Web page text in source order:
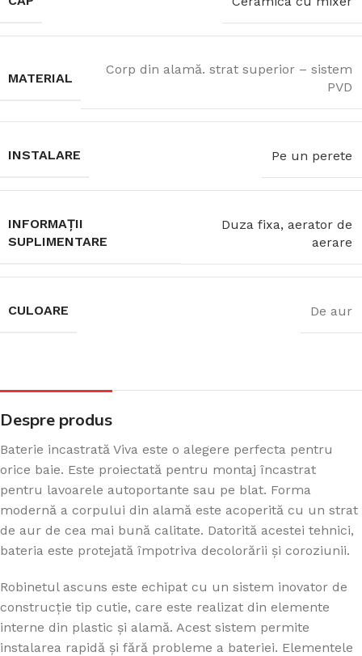
MATERIAL
Corp din alamă. strat superior – sistem
PVD
INSTALARE Pe un perete
INFORMAȚII
SUPLIMENTARE
Duza fixa, aerator de
aerare
CULOARE De aur
Despre produs
Baterie incastrată Viva este o alegere perfecta pentru
orice baie. Este proiectată pentru montaj încastrat
pentru lavoarele autoportante sau pe blat. Forma
modernă a corpului din alamă este acoperită cu un strat
de aur de cea mai bună calitate. Datorită acestei tehnici,
bateria este protejată împotriva decolorării și coroziunii.
Robinetul ascuns este echipat cu un sistem inovator de
construcție tip cutie, care este realizat din elemente
interne din plastic și alamă. Acest sistem permite
instalarea rapidă și fără probleme a bateriei. Elementele